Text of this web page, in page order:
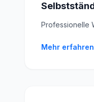
Professionelle
Mehr erfahren